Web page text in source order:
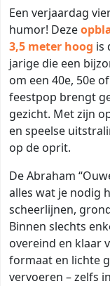
Een verjaardag
humor! Deze
3,5 meter hoog is
jarige die een
om een 40e, 50e
feestpop brengt
gezicht. Met zijn
en speelse
op de oprit.
De Abraham
alles wat je nodig
scheerlijnen,
Binnen slechts
overeind en klaar
formaat en lichte
vervoeren – zelfs